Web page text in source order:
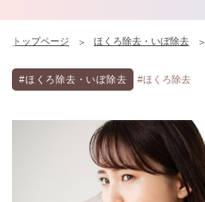
トップページ ほくろ除去・いぼ除去
#ほくろ除去・いぼ除去
#ほくろ除去